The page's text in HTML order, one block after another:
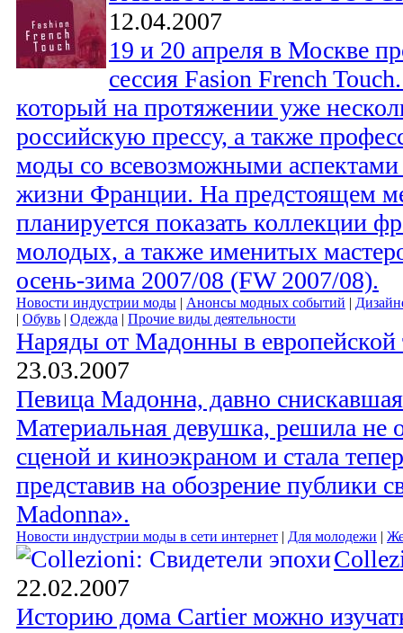
12.04.2007
19 и 20 апреля в Москве
сессия Fasion French
который на протяжении уже
российскую прессу, а также
моды со всевозможными аспектами
жизни Франции. На предстоящем
планируется показать коллекции
молодых, а также именитых
осень-зима 2007/08 (FW 2007/08).
Новости индустрии моды | Анонсы модных событий |
| Обувь | Одежда | Прочие виды деятельности
Наряды от Мадонны в европейской
23.03.2007
Певица Мадонна, давно
Материальная девушка, решила не
сценой и киноэкраном и стала
представив на обозрение публики
Madonna».
Новости индустрии моды в сети интернет | Для молодежи |
22.02.2007
Историю дома Cartier можно